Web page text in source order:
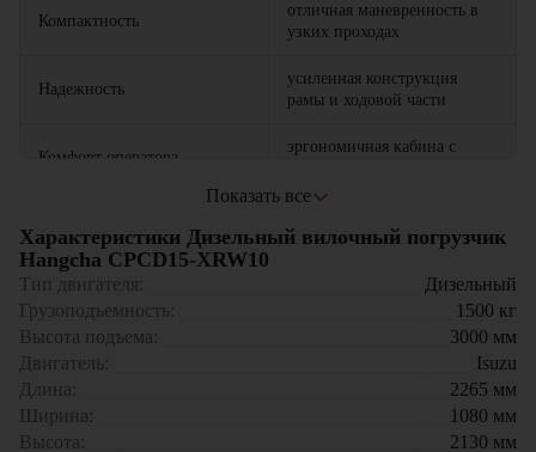
Компактность
отличная маневренность в
узких проходах
Надежность
усиленная конструкция
рамы и ходовой части
Комфорт оператора
эргономичная кабина с
Простота обслуживания
узлам
Где применяется вилочный погрузчик Hangcha CPCD15-
Складские комплексы
Производственные цеха
Логистические центры
Торговые предприятия
Сельскохозяйственные объекты
Почему стоит выбрать Hangcha CPCD15-XRW10?
Экономичность – низкие эксплуатационные затраты
Показать все
Характеристики Дизельный вилочный погрузчик
Hangcha CPCD15-XRW10
Тип двигателя:
Дизельный
Грузоподъемность:
1500 кг
Высота подъема:
3000 мм
Двигатель:
Isuzu
Длина:
2265 мм
Ширина:
1080 мм
Высота:
2130 мм